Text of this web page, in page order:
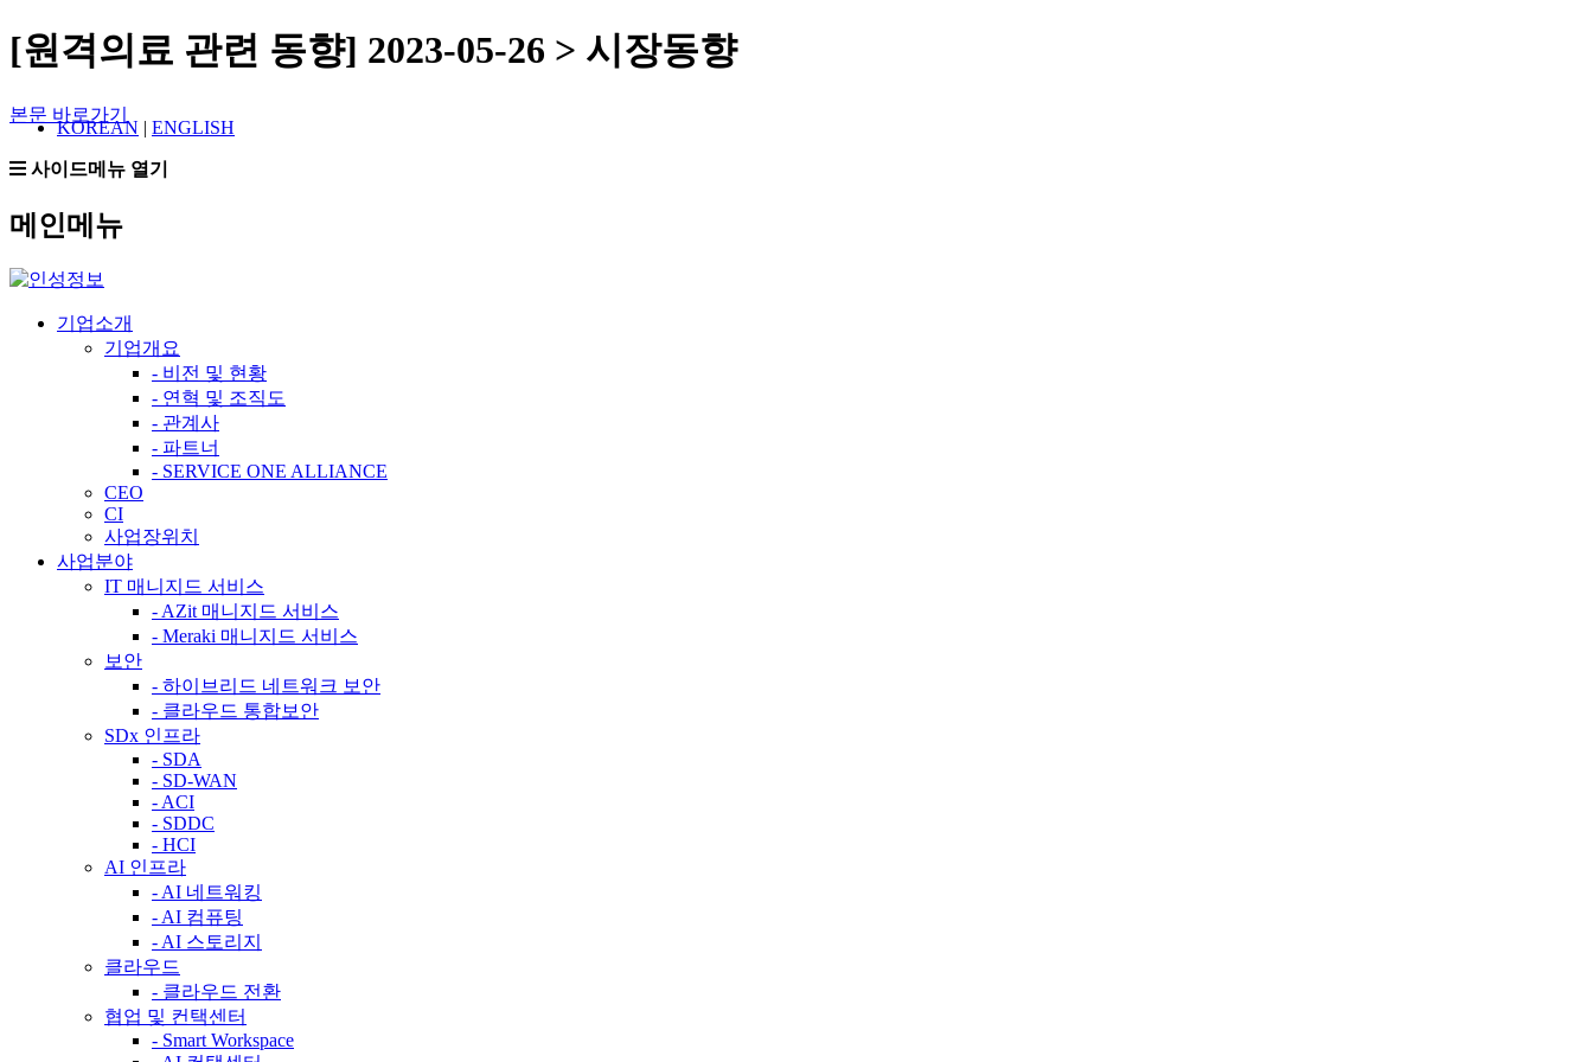
[원격의료 관련 동향] 2023-05-26 > 시장동향
본문 바로가기
KOREAN | ENGLISH
사이드메뉴 열기
메인메뉴
기업소개
기업개요
- 비전 및 현황
- 연혁 및 조직도
- 관계사
- 파트너
- SERVICE ONE ALLIANCE
CEO
CI
사업장위치
사업분야
IT 매니지드 서비스
- AZit 매니지드 서비스
- Meraki 매니지드 서비스
보안
- 하이브리드 네트워크 보안
- 클라우드 통합보안
SDx 인프라
- SDA
- SD-WAN
- ACI
- SDDC
- HCI
AI 인프라
- AI 네트워킹
- AI 컴퓨팅
- AI 스토리지
클라우드
- 클라우드 전환
협업 및 컨택센터
- Smart Workspace